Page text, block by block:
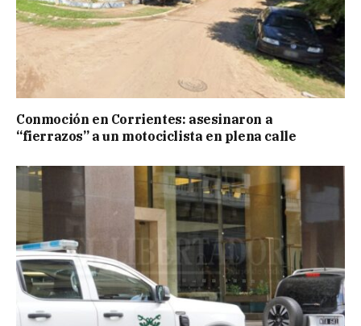
Conmoción en Corrientes: asesinaron a
“fierrazos” a un motociclista en plena calle